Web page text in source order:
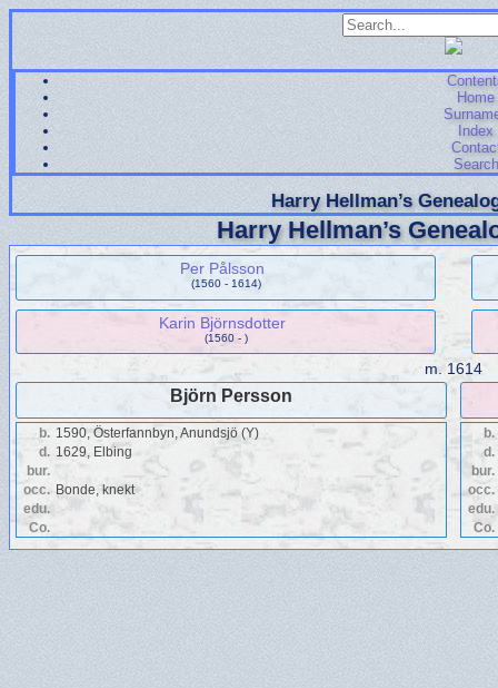
Home
Index
Search
Harry Hellman’s
Harry Hellman’s
Per Pålsson
(1560 - 1614)
Karin Björnsdotter
(1560 - )
m. 1614
Björn Persson
b. 1590, Österfannbyn, Anundsjö (Y)
d. 1629, Elbing
bur.
occ. Bonde, knekt
edu.
Co.
b.
d.
bur.
occ.
edu.
Co.